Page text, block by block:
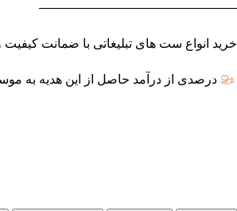
———————————————–
خرید انواع ست های تبلیغاتی با ضمانت کیفیت و
درصدی از درآمد حاصل از این هدیه به